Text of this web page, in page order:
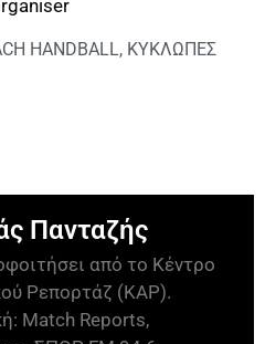
HANDBALL, ΚΥΚΛΩΠΕΣ
Πανταζής
από το Κέντρο
Ρεπορτάζ (ΚΑΡ).
Match Reports,